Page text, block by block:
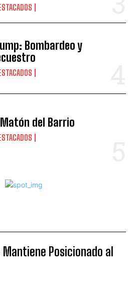
Bombardeo y
del Barrio
Posicionado al